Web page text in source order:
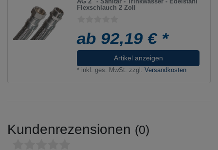
Flexschlauch 2 Zoll
ab 92,19 € *
Artikel anzeigen
* inkl. ges. MwSt. zzgl.Versandkosten
Kundenrezensionen (0)